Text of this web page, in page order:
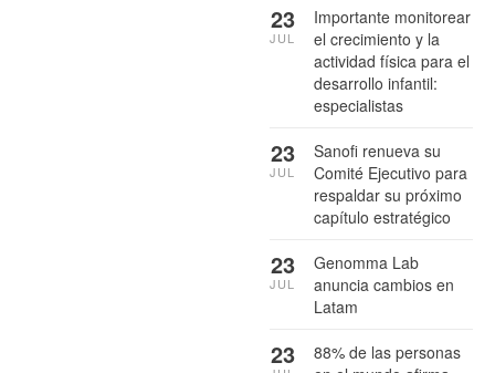
Importante monitorear
el crecimiento y la
actividad física para el
desarrollo infantil:
especialistas
23
JUL
Sanofi renueva su
Comité Ejecutivo para
respaldar su próximo
capítulo estratégico
23
JUL
Genomma Lab
anuncia cambios en
Latam
23
JUL
88% de las personas
23